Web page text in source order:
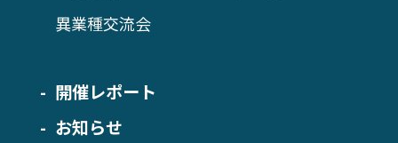
異業種交流会
開催レポート
お知らせ